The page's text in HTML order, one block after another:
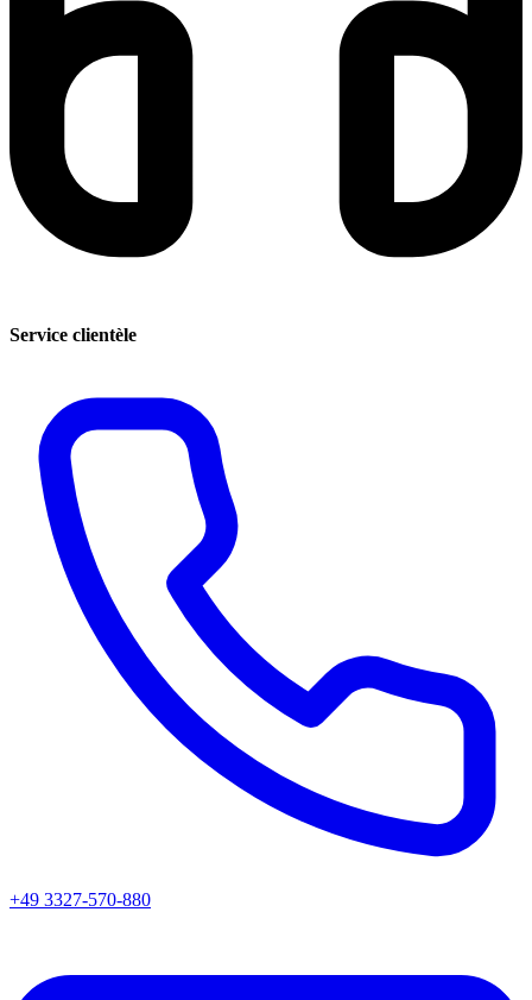
Service clientèle
+49 3327-570-880